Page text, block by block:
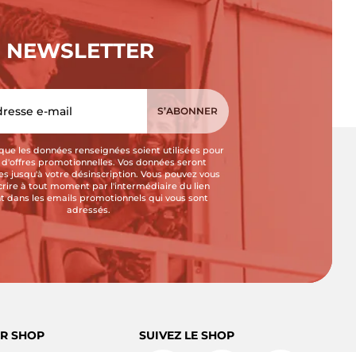
NEWSLETTER
les données renseignées soient utilisées pour
d'offres promotionnelles. Vos données seront
jusqu'à votre désinscription. Vous pouvez vous
à tout moment par l'intermédiaire du lien
dans les emails promotionnels qui vous sont
adressés.
SHOP
SUIVEZ LE SHOP